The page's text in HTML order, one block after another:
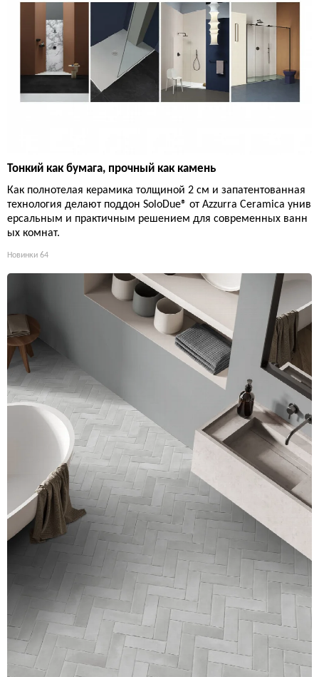
Тонкий как бумага, прочный как камень
Как полнотелая керамика толщиной 2 см и запатентованная
технология делают поддон SoloDue® от Azzurra Ceramica унив
ерсальным и практичным решением для современных ванн
ых комнат.
Новинки 64